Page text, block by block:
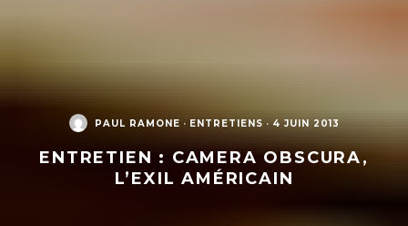
PAUL RAMONE · ENTRETIENS · 4 JUIN 2013
ENTRETIEN : CAMERA OBSCURA,
L’EXIL AMÉRICAIN